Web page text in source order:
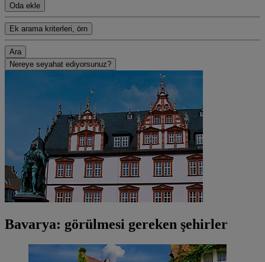
Oda ekle
Ek arama kriterleri, örn
Ara
Nereye seyahat ediyorsunuz?
Bavarya: görülmesi gereken şehirler